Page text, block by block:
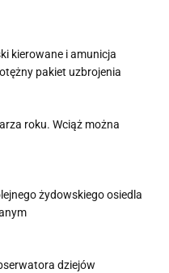
kierowane i amunicja
pakiet uzbrojenia
roku. Wciąż można
żydowskiego osiedla
dziejów